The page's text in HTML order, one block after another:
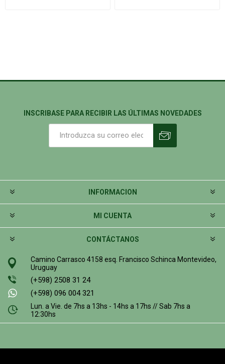
INSCRIBASE PARA RECIBIR LAS ÚLTIMAS NOVEDADES
INFORMACION
MI CUENTA
CONTÁCTANOS
Camino Carrasco 4158 esq. Francisco Schinca Montevideo,
Uruguay
(+598) 2508 31 24
(+598) 096 004 321
Lun. a Vie. de 7hs a 13hs - 14hs a 17hs // Sab 7hs a
12:30hs